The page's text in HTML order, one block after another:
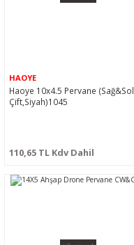
HAOYE
Haoye 10x4.5 Pervane (Sağ&Sol
Çift,Siyah)1045
110,65 TL Kdv Dahil